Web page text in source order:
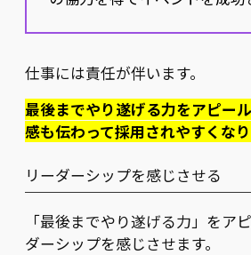
仕事には責任が伴います。
最後までやり遂げる力をアピー
感も伝わって採用されやすくなり
リーダーシップを感じさせる
「最後までやり遂げる力」をア
ダーシップを感じさせます。